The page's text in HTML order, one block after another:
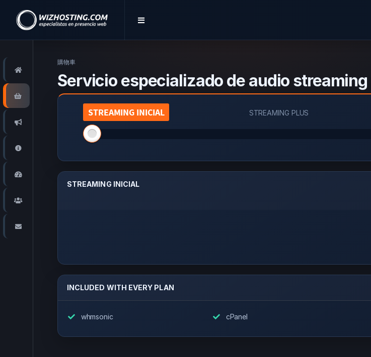
服務狀態
購物車
Servicio especializado de audio
STREAMING INICIAL
STREAMING INICIAL STREAMING PLUS
STREAMING INICIAL
INCLUDED WITH EVERY PLAN
whmsonic cPanel